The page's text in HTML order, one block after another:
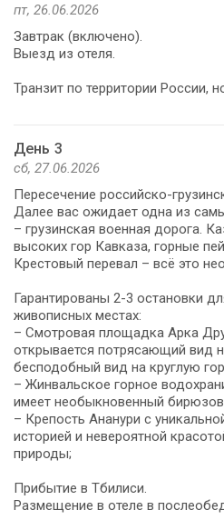
пт, 26.06.2026
Завтрак (включено).
Выезд из отеля.
Транзит по территории России,
День 3
сб, 27.06.2026
Пересечение российско-
Далее вас ожидает одна из
– грузинская военная дорога.
высоких гор Кавказа, горные
Крестовый перевал – всё это
Гарантированы 2-3 остановки
живописных местах:
– Смотровая площадка Арка
открывается потрясающий вид
бесподобный вид на круглую
– Жинвальское горное
имеет необыкновенный
– Крепость Ананури с
историей и невероятной
природы;
Прибытие в Тбилиси.
Размещение в отеле в